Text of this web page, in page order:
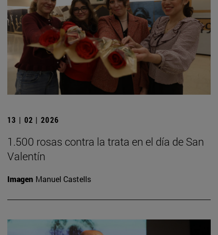
13 | 02 | 2026
1.500 rosas contra la trata en el día de San
Valentín
Imagen Manuel Castells